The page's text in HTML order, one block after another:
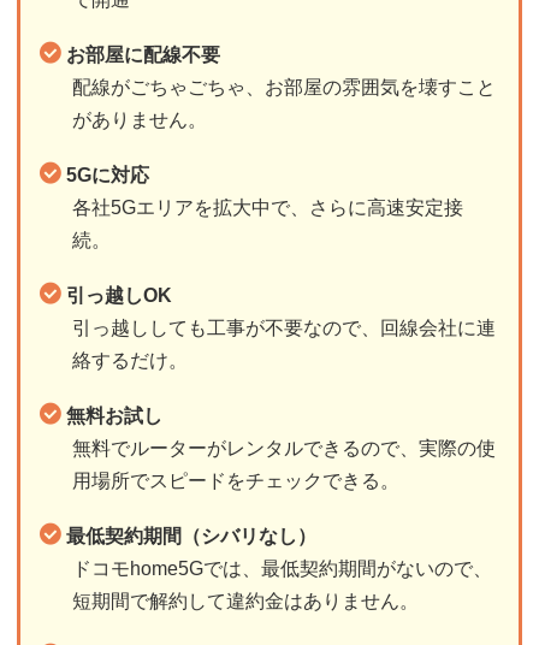
お部屋に配線不要
配線がごちゃごちゃ、お部屋の雰囲気を壊すこと
がありません。
5Gに対応
各社5Gエリアを拡大中で、さらに高速安定接
続。
引っ越しOK
引っ越ししても工事が不要なので、回線会社に連
絡するだけ。
無料お試し
無料でルーターがレンタルできるので、実際の使
用場所でスピードをチェックできる。
最低契約期間（シバリなし）
ドコモhome5Gでは、最低契約期間がないので、
短期間で解約して違約金はありません。